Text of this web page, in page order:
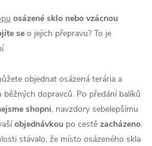
osázené sklo nebo vzácnou
se o jejich přepravu? To je
objednat osázená terária a
dopravců. Po předání balíků
shopni, navzdory sebelepšímu
objednávkou po cestě zacházeno.
stávalo, že místo osázeného skla